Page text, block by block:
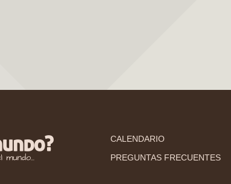
CALENDARIO
PREGUNTAS FRECUENTES